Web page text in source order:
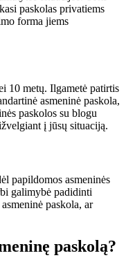
paskolas privatiems
forma jiems
10 metų. Ilgametė patirtis
asmeninė paskola,
paskolos su blogu
į jūsų situaciją.
papildomos asmeninės
galimybė padidinti
paskola, ar
paskolą?